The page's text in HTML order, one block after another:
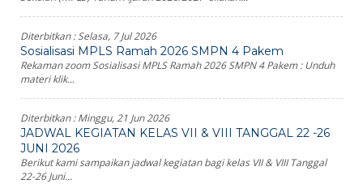
Diterbitkan :Selasa, 7 Jul 2026
Sosialisasi MPLS Ramah 2026 SMPN 4 Pakem
Rekaman zoom Sosialisasi MPLS Ramah 2026 SMPN 4 Pakem : Unduh
materi klik...
Diterbitkan :Minggu, 21 Jun 2026
JADWAL KEGIATAN KELAS VII & VIII TANGGAL 22 -26
JUNI 2026
Berikut kami sampaikan jadwal kegiatan bagi kelas VII & VIII Tanggal
22-26 Juni...